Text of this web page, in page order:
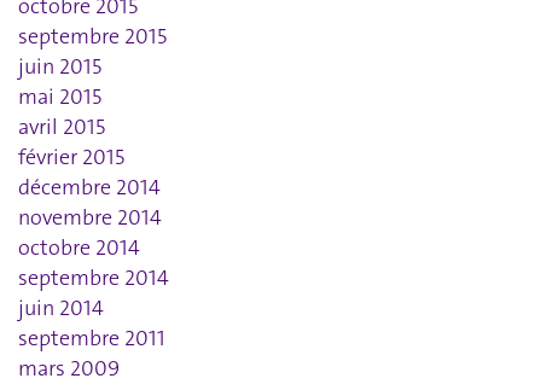
octobre 2015
septembre 2015
juin 2015
mai 2015
avril 2015
février 2015
décembre 2014
novembre 2014
octobre 2014
septembre 2014
juin 2014
septembre 2011
mars 2009